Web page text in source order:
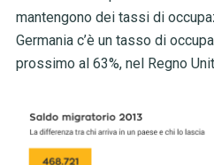
mantengono dei tassi di
Germania c’è un tasso di
prossimo al 63%, nel Regno